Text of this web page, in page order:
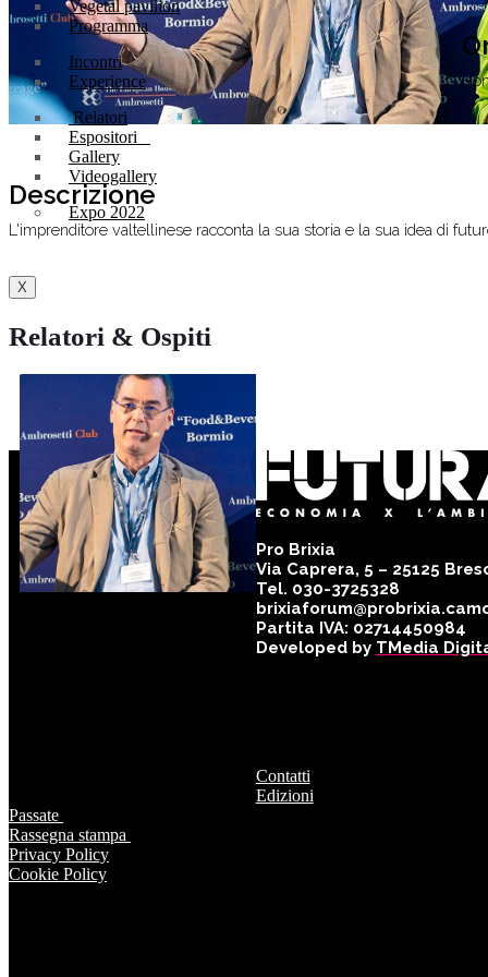
Vegetal pavilion
Programma
Incontri
Experience
Relatori
Espositori
Gallery
Videogallery
Expo 2022
X
Descrizione
L'imprenditore valtellinese racconta la sua storia e la sua idea di
Relatori & Ospiti
Pro Brixia
Via Caprera, 5 – 25125
Tel. 030-3725328
Partita IVA: 02714450984
Developed by TMedia
Contatti
Edizioni
Passate
Rassegna stampa
Privacy Policy
Cookie Policy